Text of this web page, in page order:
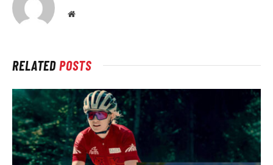
Website
RELATEDPOSTS